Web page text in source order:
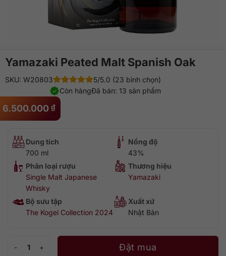
Yamazaki Peated Malt Spanish Oak
6.500.000 ₫
SKU: W20803
5/5.0 (23 bình chọn)
Đã bán: 13 sản phẩm
Còn hàng
Dung tích
700 ml
Nồng độ
43%
Phân loại rượu
Single Malt Japanese
Whisky
Thương hiệu
Yamazaki
Bộ sưu tập
The Kogei Collection 2024
Xuất xứ
Nhật Bản
Yamazaki Peated Malt Spanish Oak số lượng
Đặt mua